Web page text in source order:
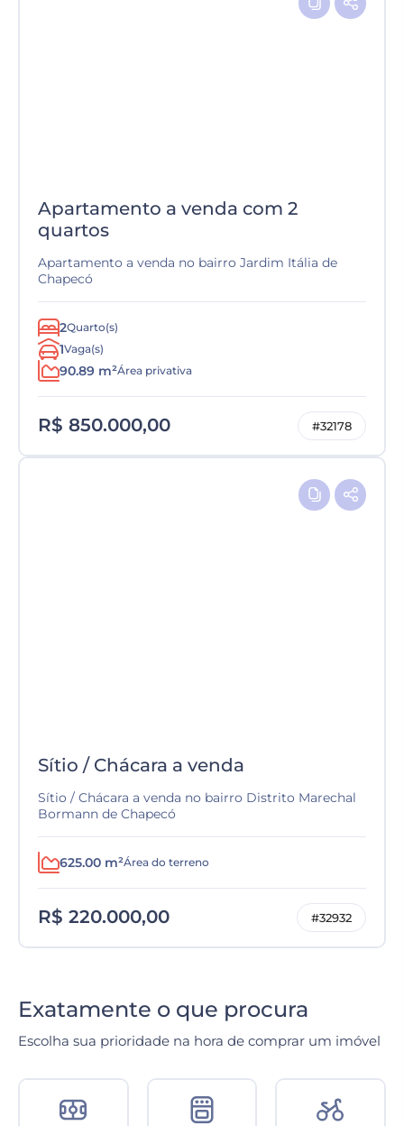
Apartamento a venda com 2
quartos
Apartamento a venda no bairro Jardim Itália de
Chapecó
2Quarto(s)
1Vaga(s)
90.89 m²Área privativa
R$ 850.000,00 #32178
Sítio / Chácara a venda
Sítio / Chácara a venda no bairro Distrito Marechal
Bormann de Chapecó
625.00 m²Área do terreno
R$ 220.000,00 #32932
Exatamente o que procura
Escolha sua prioridade na hora de comprar um imóvel